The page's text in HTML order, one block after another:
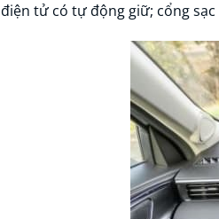
điện tử có tự động giữ; cổng